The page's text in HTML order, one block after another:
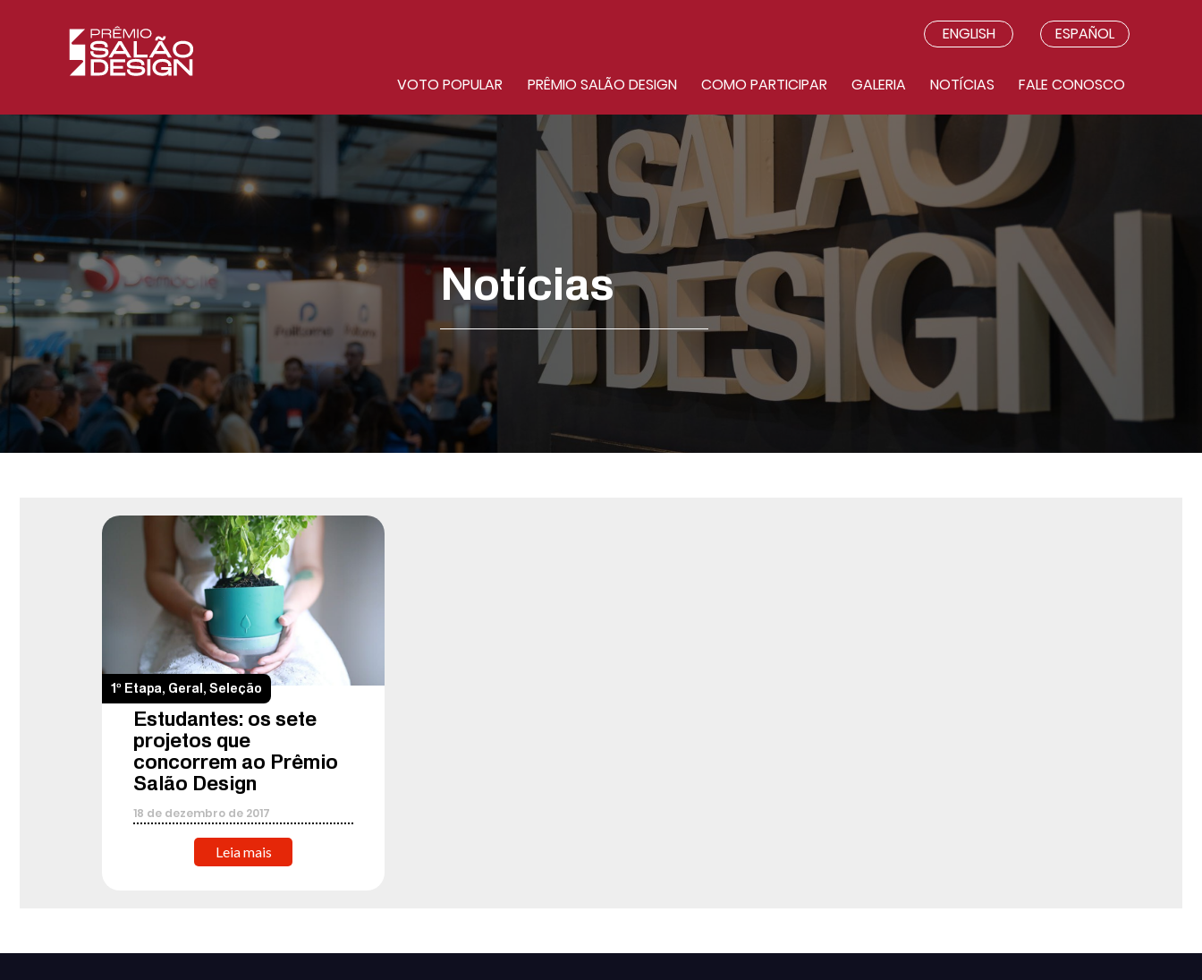
ENGLISH ESPAÑOL
VOTO POPULAR PRÊMIO SALÃO DESIGN COMO PARTICIPAR GALERIA NOTÍCIAS FALE CONOSCO
Notícias
1º Etapa, Geral, Seleção
Estudantes: os sete
projetos que
concorrem ao Prêmio
Salão Design
18 de dezembro de 2017
Leia mais